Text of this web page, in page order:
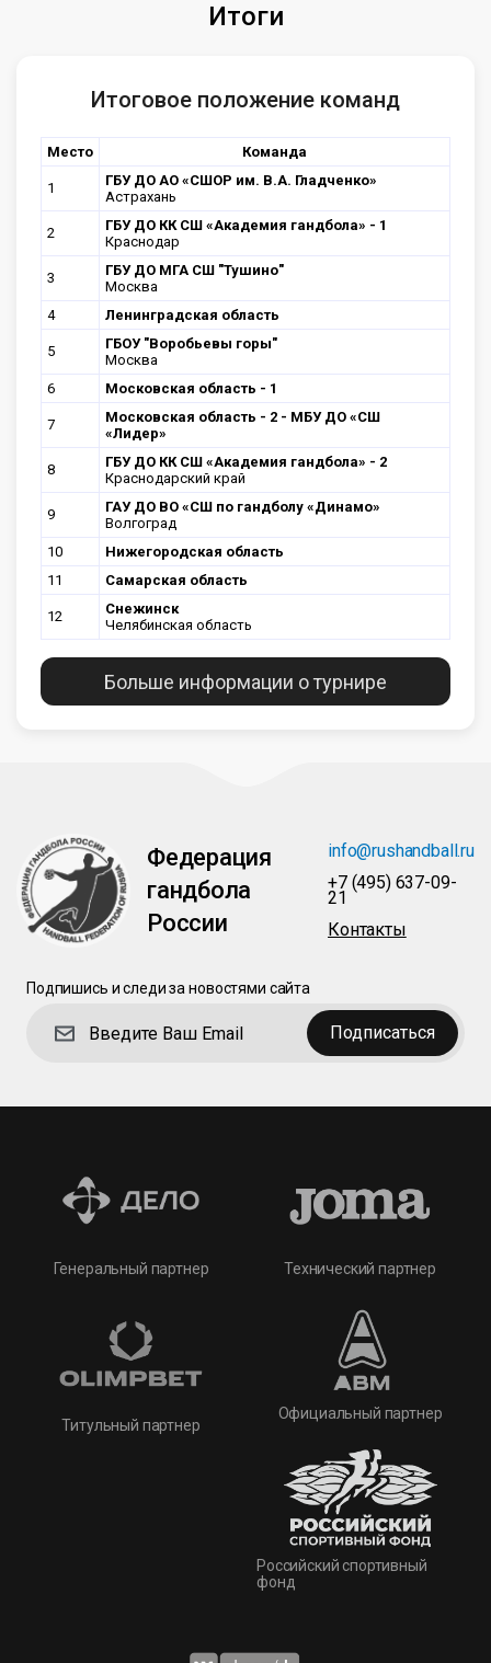
Итоги
Итоговое положение команд
Место Команда
1
ГБУ ДО АО «СШОР им. В.А. Гладченко»
Астрахань
2
ГБУ ДО КК СШ «Академия гандбола» - 1
Краснодар
3
ГБУ ДО МГА СШ "Тушино"
Москва
4
Ленинградская область
5
ГБОУ "Воробьевы горы"
Москва
6
Московская область - 1
7
Московская область - 2 - МБУ ДО «СШ
«Лидер»
8
ГБУ ДО КК СШ «Академия гандбола» - 2
Краснодарский край
9
ГАУ ДО ВО «СШ по гандболу «Динамо»
Волгоград
10
Нижегородская область
11
Самарская область
12
Снежинск
Челябинская область
Больше информации о турнире
Федерация
гандбола
России
info@rushandball.ru
+7 (495) 637-09-
21
Контакты
Подпишись и следи за новостями сайта
Подписаться
Генеральный партнер
Титульный партнер
Технический партнер
Официальный партнер
Российский спортивный
фонд